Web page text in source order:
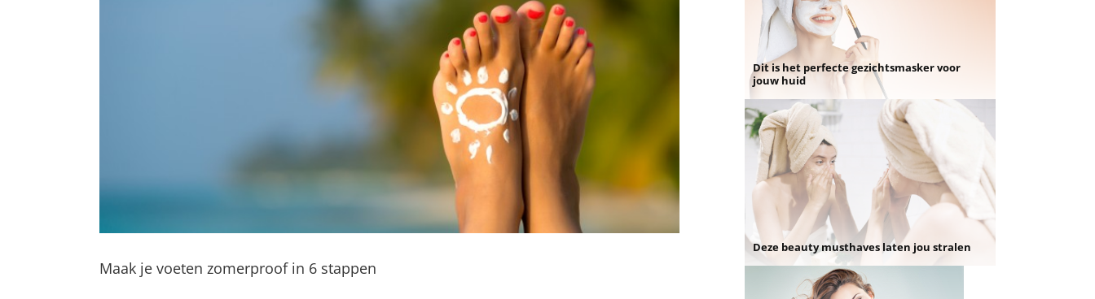
Maak je voeten zomerproof in 6 stappen
Dit is het perfecte gezichtsmasker voor
jouw huid
Deze beauty musthaves laten jou stralen